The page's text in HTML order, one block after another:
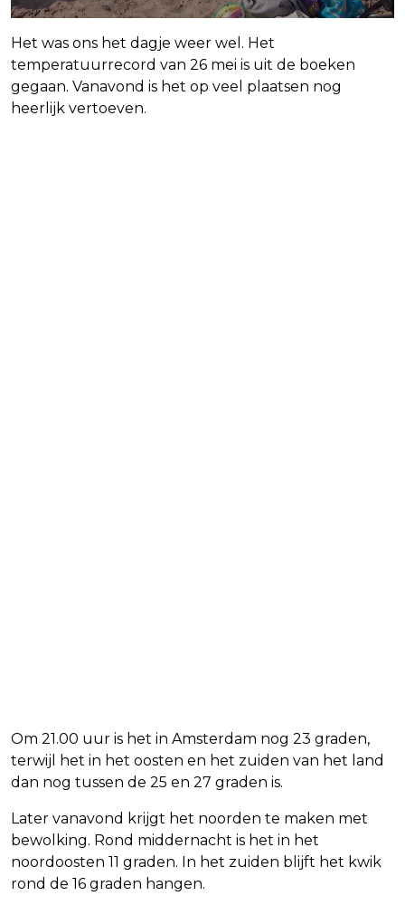
Het was ons het dagje weer wel. Het
temperatuurrecord van 26 mei is uit de boeken
gegaan. Vanavond is het op veel plaatsen nog
heerlijk vertoeven.
Om 21.00 uur is het in Amsterdam nog 23 graden,
terwijl het in het oosten en het zuiden van het land
dan nog tussen de 25 en 27 graden is.
Later vanavond krijgt het noorden te maken met
bewolking. Rond middernacht is het in het
noordoosten 11 graden. In het zuiden blijft het kwik
rond de 16 graden hangen.